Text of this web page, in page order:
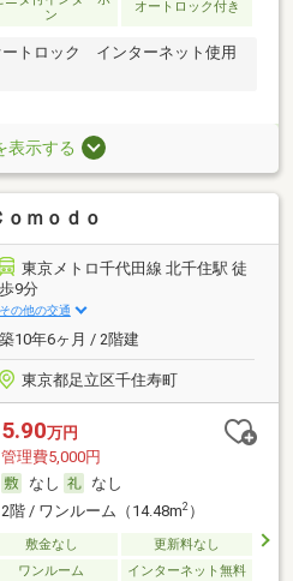
ン
オートロック付き
トロック インターネット使用
表示する
ｍｏｄｏ
東京メトロ千代田線 北千住駅 徒
歩9分
その他の交通
築10年6ヶ月 / 2階建
東京都足立区千住寿町
5.90万円
管理費5,000円
なし
なし
2階 / ワンルーム（14.48m2）
敷金なし
更新料なし
ワンルーム インターネット無料